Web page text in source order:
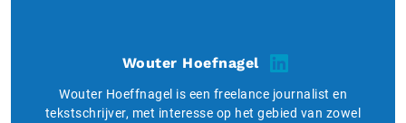
Wouter Hoefnagel
Wouter Hoeffnagel is een freelance journalist en
tekstschrijver, met interesse op het gebied van zowel